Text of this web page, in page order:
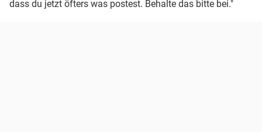
dass du jetzt öfters was postest. Behalte das bitte bei."